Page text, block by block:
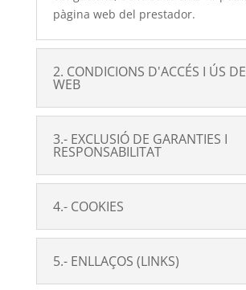
pàgina web del prestador.
2. CONDICIONS D'ACCÉS I ÚS
WEB
3.- EXCLUSIÓ DE GARANTIES I
RESPONSABILITAT
4.- COOKIES
5.- ENLLAÇOS (LINKS)